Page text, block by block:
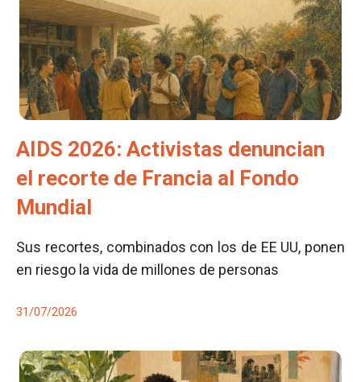
AIDS 2026: Activistas denuncian
el recorte de Francia al Fondo
Mundial
Sus recortes, combinados con los de EE UU, ponen
en riesgo la vida de millones de personas
31/07/2026